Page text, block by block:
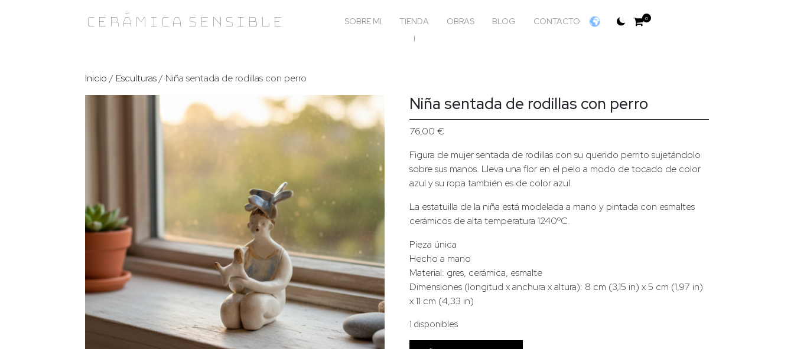
Cerámica Sensible SOBRE MI TIENDA OBRAS BLOG CONTACTO 0
Inicio / Esculturas/ Niña sentada de rodillas con perro
Niña sentada de rodillas con perro
76,00€
Figura de mujer sentada de rodillas con su querido perrito sujetándolo
sobre sus manos. Lleva una flor en el pelo a modo de tocado de color
azul y su ropa también es de color azul.
La estatuilla de la niña está modelada a mano y pintada con esmaltes
cerámicos de alta temperatura 1240ºC.
Pieza única
Hecho a mano
Material: gres, cerámica, esmalte
Dimensiones (longitud x anchura x altura): 8 cm (3,15 in) x 5 cm (1,97 in)
x 11 cm (4,33 in)
1 disponibles